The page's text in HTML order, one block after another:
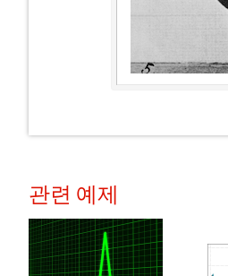
관련 예제